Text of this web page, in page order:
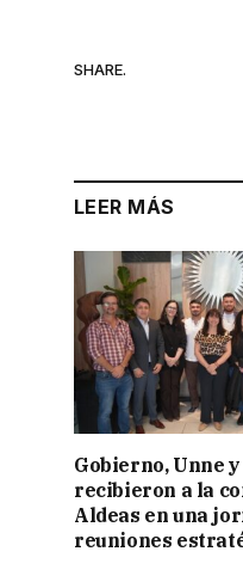
SHARE.
LEER MÁS
Gobierno, Unne
recibieron a la
Aldeas en una
reuniones